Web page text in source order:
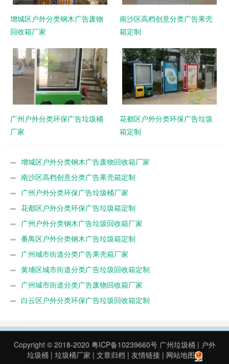
增城区户外分类钢木广告废物
回收箱厂家
南沙区高档创意分类广告果壳
箱定制
广州户外分类环保广告垃圾桶
厂家
花都区户外分类环保广告垃圾
箱定制
增城区户外分类钢木广告废物回收箱厂家
南沙区高档创意分类广告果壳箱定制
广州户外分类环保广告垃圾桶厂家
花都区户外分类环保广告垃圾箱定制
广州户外分类钢木广告垃圾回收箱厂家
番禺区户外分类钢木广告垃圾箱定制
广州城市街道分类广告果壳箱厂家
黄埔区城市街道分类广告垃圾回收箱定制
广州城市街道分类广告废物回收箱厂家
白云区户外分类环保广告垃圾回收箱定制
Copyright © 2018-2020 粤ICP备10239660号 广州垃圾桶| 户外
垃圾桶| 垃圾桶厂家 | 文章归档 | 友情链接| 网站地图